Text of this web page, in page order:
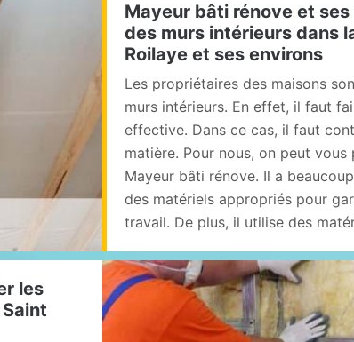
Mayeur bâti rénove et
des murs intérieurs dans
Roilaye et ses environs
Les propriétaires des maisons
murs intérieurs. En effet, il faut
effective. Dans ce cas, il faut
matière. Pour nous, on peut
Mayeur bâti rénove. Il a
des matériels appropriés pour
travail. De plus, il utilise des
les